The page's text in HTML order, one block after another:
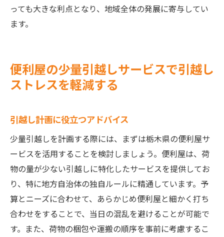
っても大きな利点となり、地域全体の発展に寄与してい
ます。
便利屋の少量引越しサービスで引越し
ストレスを軽減する
引越し計画に役立つアドバイス
少量引越しを計画する際には、まずは栃木県の便利屋サ
ービスを活用することを検討しましょう。便利屋は、荷
物の量が少ない引越しに特化したサービスを提供してお
り、特に地方自治体の独自ルールに精通しています。予
算とニーズに合わせて、あらかじめ便利屋と細かく打ち
合わせをすることで、当日の混乱を避けることが可能で
す。また、荷物の梱包や運搬の順序を事前に考慮するこ